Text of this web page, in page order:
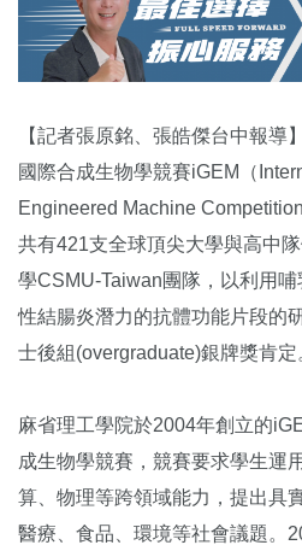
【記者張原銘、張皓傑台中報導
國際合成生物學競賽iGEM（
Engineered Machine
共有421支全球頂尖大學與高中
學CSMU-Taiwan團隊，以利用
性結腸炎潛力的抗體功能片段的
士後組(overgraduate)銀牌獎肯定
麻省理工學院於2004年創立的
成生物學競賽，競賽要求學生運
算、物理等跨領域能力，提出具
醫療、食品、環境等社會議題。